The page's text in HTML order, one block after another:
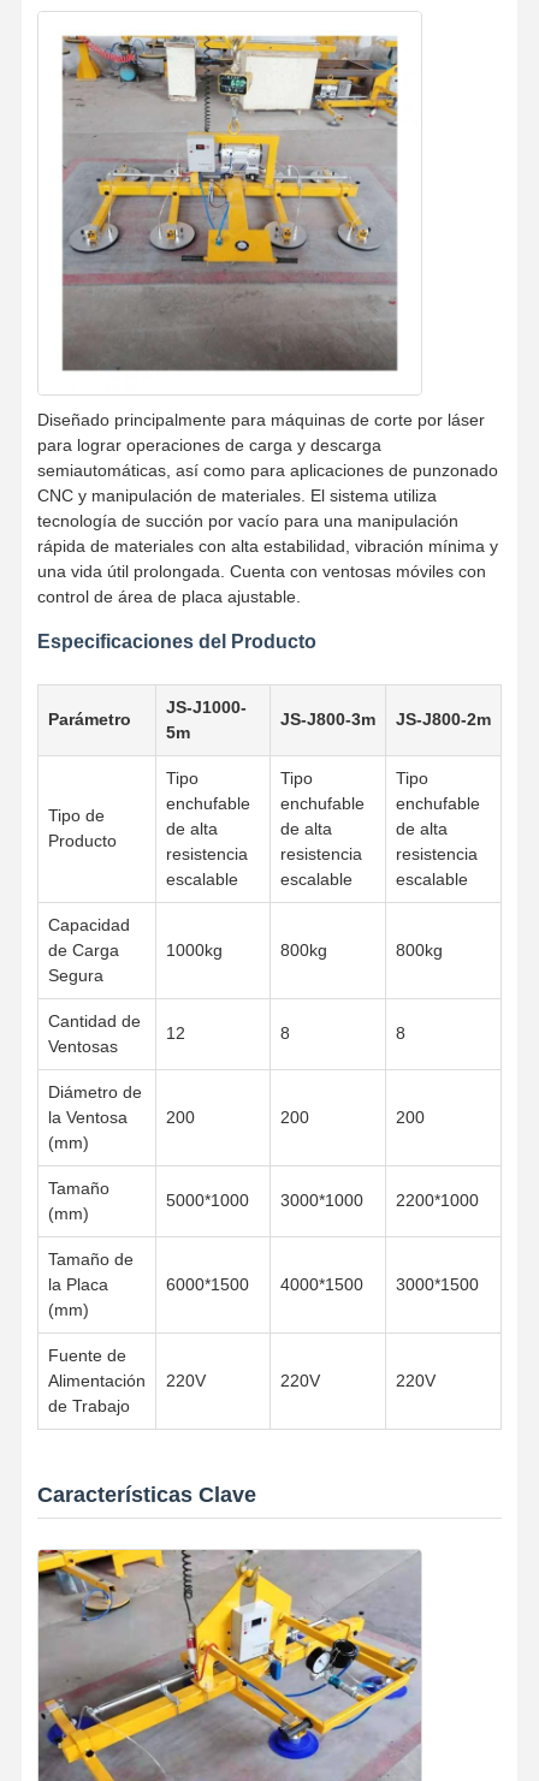
Ganchos agarradores
Grúa
Motor de engranajes y freno
Izar
Equipo de transporte
Dispositivos de elevación
Accesorios para grúas
Diseñado principalmente para máquinas de corte por láser
para lograr operaciones de carga y descarga
semiautomáticas, así como para aplicaciones de punzonado
CNC y manipulación de materiales. El sistema utiliza
tecnología de succión por vacío para una manipulación
rápida de materiales con alta estabilidad, vibración mínima y
una vida útil prolongada. Cuenta con ventosas móviles con
control de área de placa ajustable.
Especificaciones del Producto
Parámetro
JS-J1000-
5m
JS-J800-3m JS-J800-2m
Tipo de
Producto
Tipo
enchufable
de alta
resistencia
escalable
Tipo
enchufable
de alta
resistencia
escalable
Tipo
enchufable
de alta
resistencia
escalable
Capacidad
de Carga
Segura
1000kg 800kg 800kg
Cantidad de
Ventosas
12 8 8
Diámetro de
la Ventosa
(mm)
200 200 200
Tamaño
(mm)
5000*1000 3000*1000 2200*1000
Tamaño de
la Placa
(mm)
6000*1500 4000*1500 3000*1500
Fuente de
Alimentación
de Trabajo
220V 220V 220V
Características Clave